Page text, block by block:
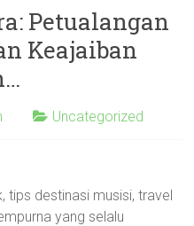
Petualangan
Keajaiban
Uncategorized
tips destinasi musisi, travel
yang selalu